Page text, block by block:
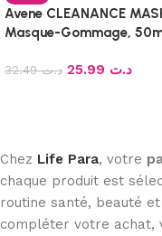
Avene CLEANANCE
Masque-Gommage,
د.ت32.49 د.ت
Chez Life Para, votre
chaque produit est
routine santé, beauté
compléter votre achat,